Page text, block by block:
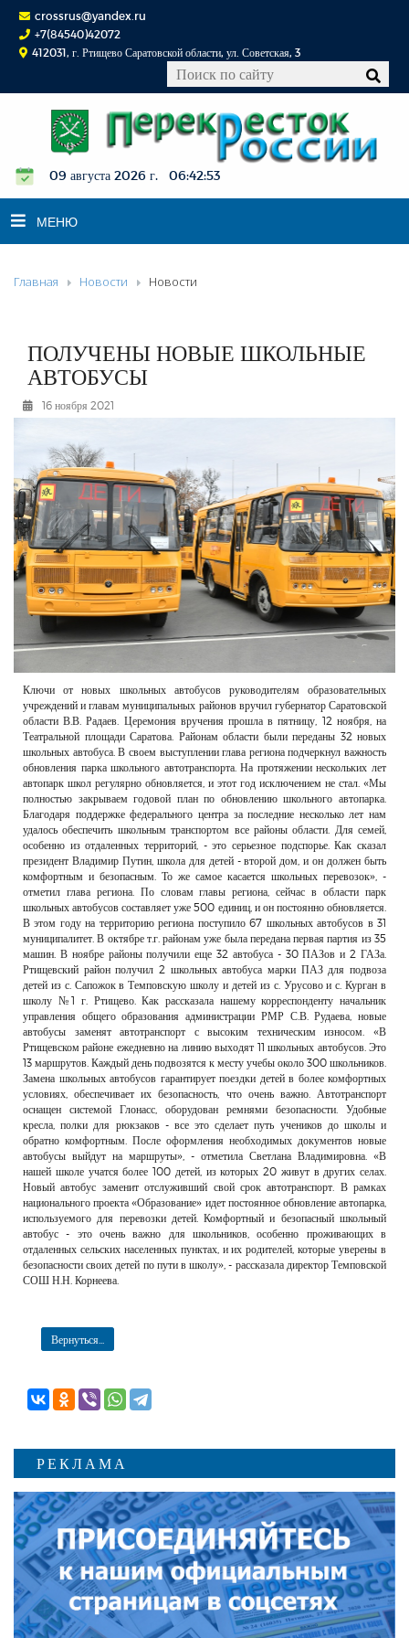
crossrus@yandex.ru
+7(84540)42072
412031, г. Ртищево Саратовской области, ул. Советская, 3
09 августа 2026 г. 06:42:54
МЕНЮ
НОВОСТИ
К СВЕДЕНИЮ
КОНКУРСЫ
ФОТОРЕПОРТАЖИ
ОБЪЯВЛЕНИЯ
КОНТАКТЫ
Главная Новости Новости
ПОЛУЧЕНЫ НОВЫЕ ШКОЛЬНЫЕ
АВТОБУСЫ
16 ноября 2021
Ключи от новых школьных автобусов руководителям образовательных
учреждений и главам муниципальных районов вручил губернатор Саратовской
области В.В. Радаев. Церемония вручения прошла в пятницу, 12 ноября, на
Театральной площади Саратова. Районам области были переданы 32 новых
школьных автобуса. В своем выступлении глава региона подчеркнул важность
обновления парка школьного автотранспорта. На протяжении нескольких лет
автопарк школ регулярно обновляется, и этот год исключением не стал. «Мы
полностью закрываем годовой план по обновлению школьного автопарка.
Благодаря поддержке федерального центра за последние несколько лет нам
удалось обеспечить школьным транспортом все районы области. Для семей,
особенно из отдаленных территорий, - это серьезное подспорье. Как сказал
президент Владимир Путин, школа для детей - второй дом, и он должен быть
комфортным и безопасным. То же самое касается школьных перевозок», -
отметил глава региона. По словам главы региона, сейчас в области парк
школьных автобусов составляет уже 500 единиц, и он постоянно обновляется.
В этом году на территорию региона поступило 67 школьных автобусов в 31
муниципалитет. В октябре т.г. районам уже была передана первая партия из 35
машин. В ноябре районы получили еще 32 автобуса - 30 ПАЗов и 2 ГАЗа.
Ртищевский район получил 2 школьных автобуса марки ПАЗ для подвоза
детей из с. Сапожок в Темповскую школу и детей из с. Урусово и с. Курган в
школу №1 г. Ртищево. Как рассказала нашему корреспонденту начальник
управления общего образования администрации РМР С.В. Рудаева, новые
автобусы заменят автотранспорт с высоким техническим износом. «В
Ртищевском районе ежедневно на линию выходят 11 школьных автобусов. Это
13 маршрутов. Каждый день подвозятся к месту учебы около 300 школьников.
Замена школьных автобусов гарантирует поездки детей в более комфортных
условиях, обеспечивает их безопасность, что очень важно. Автотранспорт
оснащен системой Глонасс, оборудован ремнями безопасности. Удобные
кресла, полки для рюкзаков - все это сделает путь учеников до школы и
обратно комфортным. После оформления необходимых документов новые
автобусы выйдут на маршруты», - отметила Светлана Владимировна. «В
нашей школе учатся более 100 детей, из которых 20 живут в других селах.
Новый автобус заменит отслуживший свой срок автотранспорт. В рамках
национального проекта «Образование» идет постоянное обновление автопарка,
используемого для перевозки детей. Комфортный и безопасный школьный
автобус - это очень важно для школьников, особенно проживающих в
отдаленных сельских населенных пунктах, и их родителей, которые уверены в
безопасности своих детей по пути в школу», - рассказала директор Темповской
СОШ Н.Н. Корнеева.
Вернуться...
РЕКЛАМА